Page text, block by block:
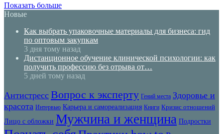
Показать больше
Новые
Как выбрать упаковочные материалы для бизнеса: гид
по оптовым закупкам
3 дня тому назад
Дистанционное обучение клинической психологии: как
получить профессию без отрыва от…
5 дней тому назад
Антистресс Вопрос к эксперту Гений места Здоровье и
красота Интервью Карьера и самореализация Книги Кризис отношений
Лицо с обложки Мужчина и женщина Подростки